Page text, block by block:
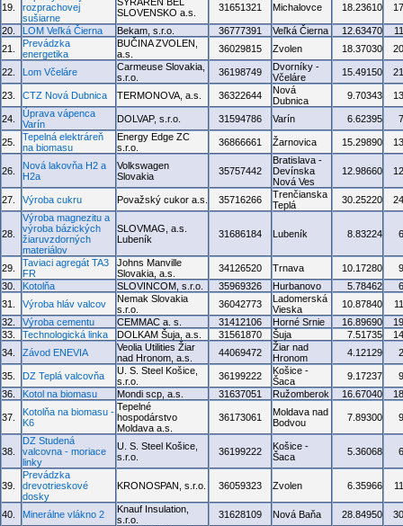
19.
rozprachovej
sušiarne
SLOVENSKO a.s.
31651321 Michalovce 18.23610
20. LOM Veľká Čierna Bekam, s.r.o. 36777391 Veľká Čierna 12.63470
21.
Prevádzka
energetika
BUČINA ZVOLEN,
a.s.
36029815 Zvolen 18.37030
22. Lom Včeláre
Carmeuse Slovakia,
s.r.o.
36198749
Dvorníky -
Včeláre
15.49150
23. CTZ Nová Dubnica TERMONOVA, a.s. 36322644
Nová
Dubnica
9.70343
24.
Úprava vápenca
Varín
DOLVAP, s.r.o. 31594786 Varín 6.62395
25.
Tepelná elektráreň
na biomasu
Energy Edge ZC
s.r.o.
36866661 Žarnovica 15.29890
26.
Nová lakovňa H2 a
H2a
Volkswagen
Slovakia
35757442
Bratislava -
Devínska
Nová Ves
12.98660
27. Výroba cukru Považský cukor a.s. 35716266
Trenčianska
Teplá
30.25220
28.
Výroba magnezitu a
výroba bázických
žiaruvzdorných
materiálov
SLOVMAG, a.s.
Lubeník
31686184 Lubeník 8.83224
29.
Taviaci agregát TA3
FR
Johns Manville
Slovakia, a.s.
34126520 Trnava 10.17280
30.
Kotolňa SLOVINCOM, s.r.o. 35969326 Hurbanovo 5.78462
31.
Výroba hláv valcov
Nemak Slovakia
s.r.o.
36042773
Ladomerská
Vieska
10.87840
32.
Výroba cementu CEMMAC a. s. 31412106 Horné Srnie 16.89690
33.
Technologická linka DOLKAM Šuja, a.s. 31561870 Šuja 7.51735
34.
Závod ENEVIA
Veolia Utilities Žiar
nad Hronom, a.s.
44069472
Žiar nad
Hronom
4.12129
35. DZ Teplá valcovňa
U. S. Steel Košice,
s.r.o.
36199222
Košice -
Šaca
9.17237
36.
Kotol na biomasu Mondi scp, a.s. 31637051 Ružomberok 16.67040
37.
Kotolňa na biomasu -
K6
Tepelné
hospodárstvo
Moldava a.s.
36173061
Moldava nad
Bodvou
7.89300
38.
DZ Studená
valcovna - moriace
linky
U. S. Steel Košice,
s.r.o.
36199222
Košice -
Šaca
5.36068
39.
Prevádzka
drevotrieskové
dosky
KRONOSPAN, s.r.o. 36059323 Zvolen 6.35966
40. Minerálne vlákno 2
Knauf Insulation,
s.r.o.
31628109 Nová Baňa 28.84950